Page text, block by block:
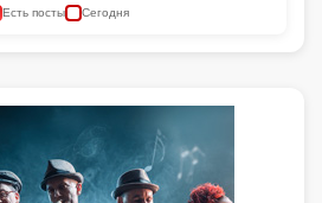
Есть посты Сегодня